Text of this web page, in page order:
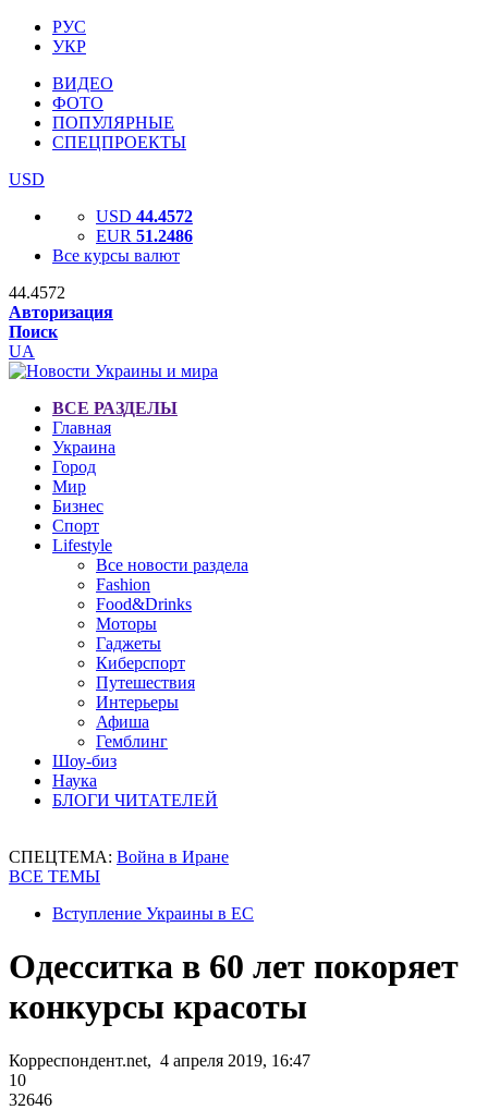
РУС
УКР
ВИДЕО
ФОТО
ПОПУЛЯРНЫЕ
СПЕЦПРОЕКТЫ
USD
USD 44.4572
EUR 51.2486
Все курсы валют
44.4572
Авторизация
Поиск
UA
ВСЕ РАЗДЕЛЫ
Главная
Украина
Город
Мир
Бизнес
Спорт
Lifestyle
Все новости раздела
Fashion
Food&Drinks
Моторы
Гаджеты
Киберспорт
Путешествия
Интерьеры
Афиша
Гемблинг
Шоу-биз
Наука
БЛОГИ ЧИТАТЕЛЕЙ
СПЕЦТЕМА: Война в Иране
ВСЕ ТЕМЫ
Вступление Украины в ЕС
Одесситка в 60 лет покоряет
конкурсы красоты
Корреспондент.net, 4 апреля 2019, 16:47
10
32646